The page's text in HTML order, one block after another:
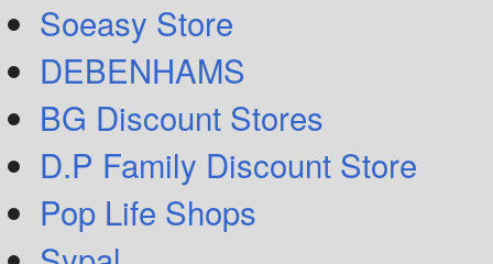
Soeasy Store
DEBENHAMS
BG Discount Stores
D.P Family Discount Store
Pop Life Shops